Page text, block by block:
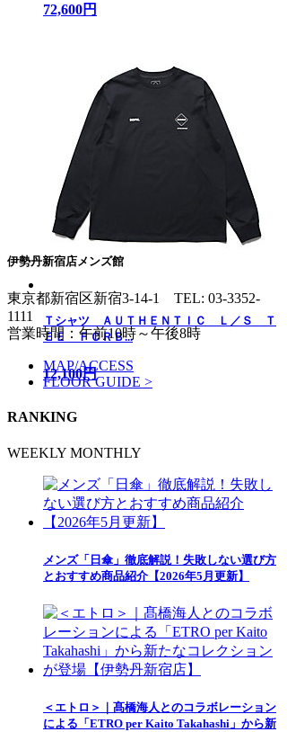
72,600円
Ｔシャツ ＡＵＴＨＥＮＴＩＣ Ｌ／Ｓ Ｔ
ＥＥ ＦＣＲＢ...
12,100円
伊勢丹新宿店メンズ館
東京都新宿区新宿3-14-1 TEL: 03-3352-
1111
営業時間：午前10時～午後8時
MAP/ACCESS
FLOOR GUIDE >
RANKING
WEEKLY MONTHLY
メンズ「日傘」徹底解説！失敗しない選び方
とおすすめ商品紹介【2026年5月更新】
＜エトロ＞｜髙橋海人とのコラボレーション
による「ETRO per Kaito Takahashi」から新